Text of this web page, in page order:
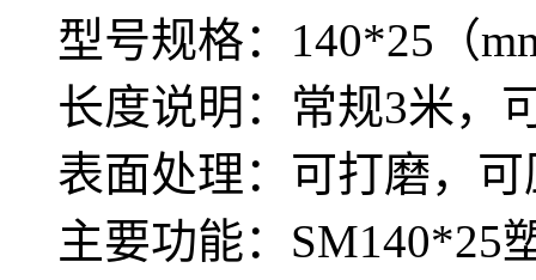
型号规格：140*25（
长度说明：常规3米，
表面处理：可打磨，可
主要功能：SM140*25